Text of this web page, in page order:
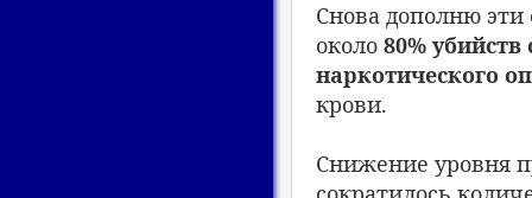
Снова дополню эти
около 80%
наркотического
крови.
Снижение уровня